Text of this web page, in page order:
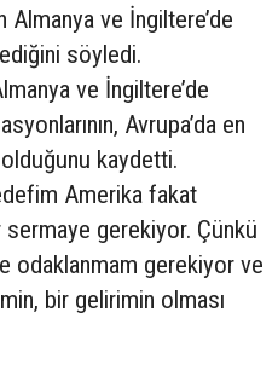
Almanya ve İngiltere’de
söyledi.
ve İngiltere’de
Avrupa’da en
kaydetti.
Amerika fakat
gerekiyor. Çünkü
odaklanmam gerekiyor ve
bir gelirimin olması